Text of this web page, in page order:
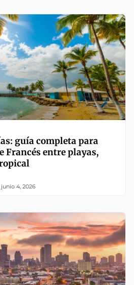
guía completa para
Francés entre playas,
junio 4, 2026